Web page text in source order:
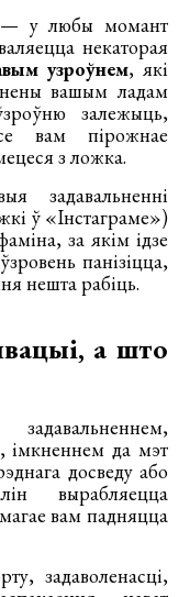
— у любы момант
некаторая
узроўнем, які
вашым ладам
залежыць,
вам пірожнае
з ложка.
задавальненні
ў «Інстаграме»)
за якім ідзе
панізіцца,
нешта рабіць.
а што
імкненнем да мэт
досведу або
вырабляецца
вам падняцца
задаволенасці,